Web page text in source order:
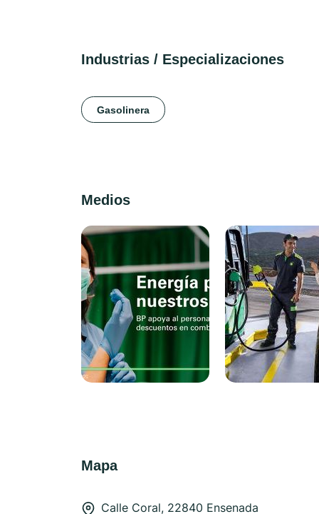
Industrias / Especializaciones
Gasolinera
Medios
Mapa
Calle Coral, 22840 Ensenada